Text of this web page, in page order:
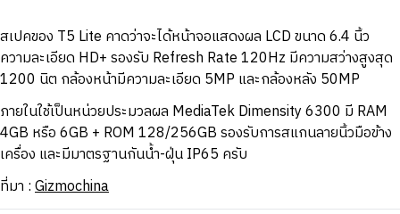
สเปคของ T5 Lite คาดว่าจะได้หน้าจอแสดงผล LCD ขนาด 6.4 นิ้ว
ความละเอียด HD+ รองรับ Refresh Rate 120Hz มีความสว่างสูงสุด
1200 นิต กล้องหน้ามีความละเอียด 5MP และกล้องหลัง 50MP
ภายในใช้เป็นหน่วยประมวลผล MediaTek Dimensity 6300 มี RAM
4GB หรือ 6GB + ROM 128/256GB รองรับการสแกนลายนิ้วมือข้าง
เครื่อง และมีมาตรฐานกันน้ำ-ฝุ่น IP65 ครับ
ที่มา :Gizmochina